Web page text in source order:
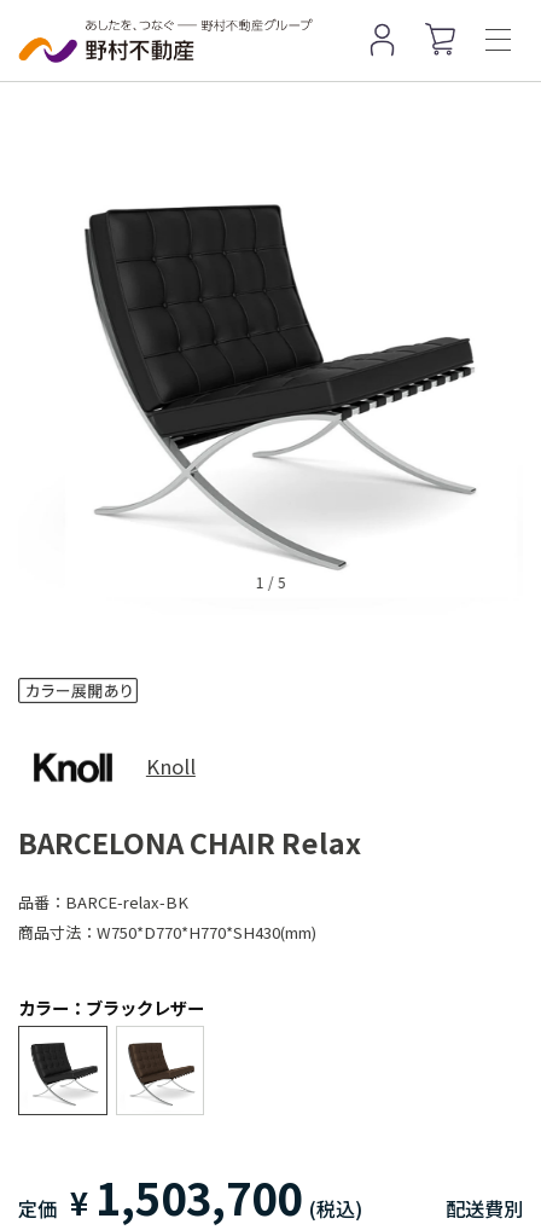
1 /5
Knoll
BARCELONA CHAIR Relax
品番： BARCE-relax-BK
商品寸法： W750*D770*H770*SH430(mm)
カラー：ブラックレザー
定価 ¥ 1,503,700 (税込) 配送費別